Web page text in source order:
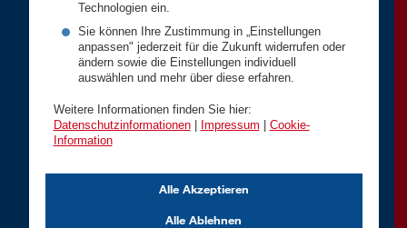
Technologien ein.
Sie können Ihre Zustimmung in „Einstellungen
anpassen" jederzeit für die Zukunft widerrufen oder
ändern sowie die Einstellungen individuell
auswählen und mehr über diese erfahren.
Weitere Informationen finden Sie hier:
Datenschutzinformationen| Impressum
Cookie-
Information
Alle Ablehnen
Alle Akzeptieren